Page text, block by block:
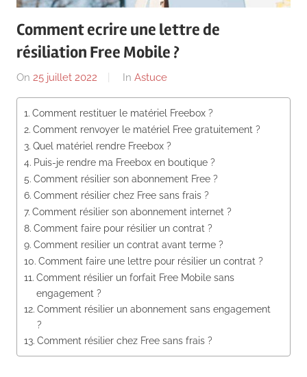
News
Comment ecrire une lettre de
résiliation Free Mobile ?
On 25 juillet 2022 By
In Astuce
Comment restituer le matériel Freebox ?
Comment renvoyer le matériel Free gratuitement ?
Quel matériel rendre Freebox ?
Puis-je rendre ma Freebox en boutique ?
Comment résilier son abonnement Free ?
Comment résilier chez Free sans frais ?
Comment résilier son abonnement internet ?
Comment faire pour résilier un contrat ?
Comment resilier un contrat avant terme ?
Comment faire une lettre pour résilier un contrat ?
Comment résilier un forfait Free Mobile sans
engagement ?
Comment résilier un abonnement sans engagement
?
Comment résilier chez Free sans frais ?